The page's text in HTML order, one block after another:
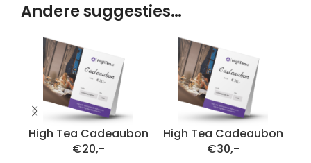
Andere suggesties…
High Tea Cadeaubon
€20,-
High Tea Cadeaubon
€30,-